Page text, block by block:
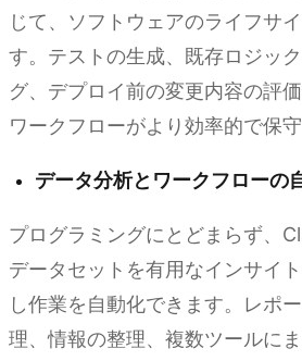
じて、ソフトウェアのライフサ
す。テストの生成、既存ロジッ
グ、デプロイ前の変更内容の評
ワークフローがより効率的で保
データ分析とワークフローの
プログラミングにとどまらず、
データセットを有用なインサイ
し作業を自動化できます。レポ
理、情報の整理、複数ツールに